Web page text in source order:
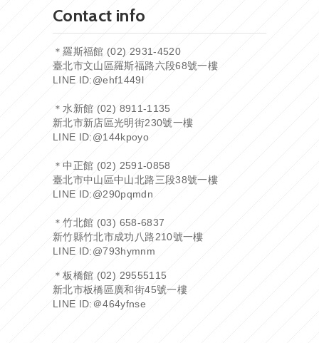
Contact info
＊羅斯福館 (02) 2931-4520
臺北市文山區羅斯福路六段68號一樓
LINE ID:@ehf1449l
＊水新館 (02) 8911-1135
新北市新店區光明街230號一樓
LINE ID:@144kpoyo
＊中正館 (02) 2591-0858
臺北市中山區中山北路三段38號一樓
LINE ID:@290pqmdn
＊竹北館 (03) 658-6837
新竹縣竹北市成功八路210號一樓
LINE ID:@793hymnm
＊板橋館 (02) 29555115
新北市板橋區廣和街45號一樓
LINE ID: ＠464yfnse